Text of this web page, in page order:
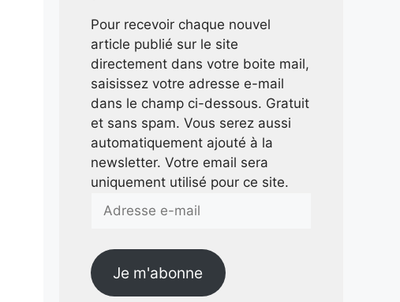
Pour recevoir chaque nouvel
article publié sur le site
directement dans votre boite mail,
saisissez votre adresse e-mail
dans le champ ci-dessous. Gratuit
et sans spam. Vous serez aussi
automatiquement ajouté à la
newsletter. Votre email sera
uniquement utilisé pour ce site.
e-
Je m'abonne